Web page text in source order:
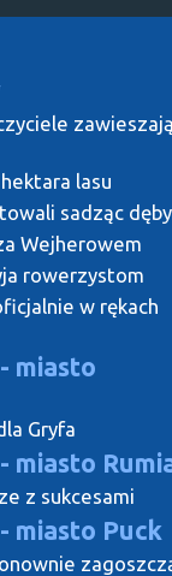
hektara lasu
sadząc dęby
Wejherowem
rowerzystom
w rękach
miasto
Gryfa
miasto
z sukcesami
miasto Puck